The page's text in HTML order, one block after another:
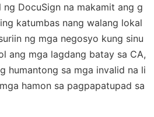
DocuSign na makamit ang g
katumbas nang walang lokal
ng mga negosyo kung sinu
ang mga lagdang batay sa CA,
humantong sa mga invalid na li
hamon sa pagpapatupad sa